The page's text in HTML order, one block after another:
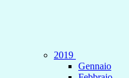
2019
Gennaio